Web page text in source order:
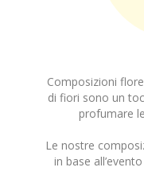
Composizioni
di fiori sono un
profumare
Le nostre
in base